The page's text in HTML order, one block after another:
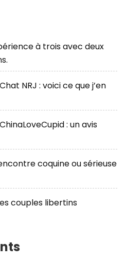
à trois avec deux
NRJ : voici ce que j’en
: un avis
coquine ou sérieuse
couples libertins